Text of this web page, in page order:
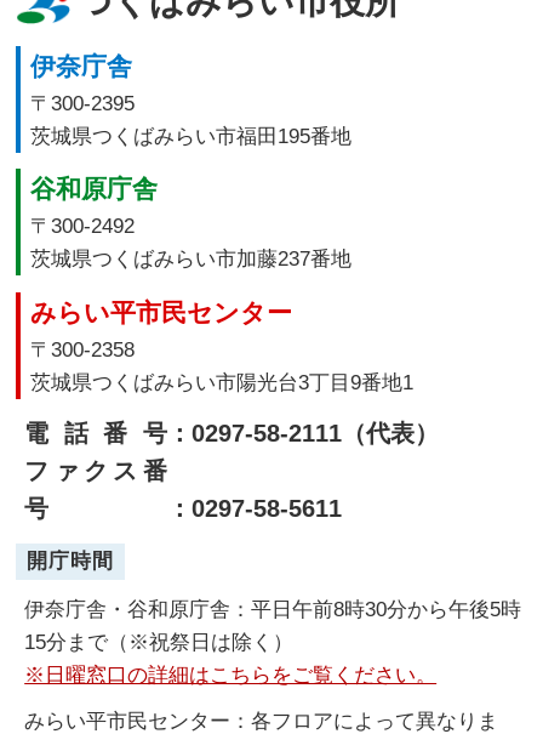
伊奈庁舎
〒300-2395
茨城県つくばみらい市福田195番地
谷和原庁舎
〒300-2492
茨城県つくばみらい市加藤237番地
みらい平市民センター
〒300-2358
茨城県つくばみらい市陽光台3丁目9番地1
電話番号：0297-58-2111（代表）
ファクス番
号
：0297-58-5611
開庁時間
伊奈庁舎・谷和原庁舎：平日午前8時30分から午後5時
15分まで（※祝祭日は除く）
※日曜窓口の詳細はこちらをご覧ください。
みらい平市民センター：各フロアによって異なりま